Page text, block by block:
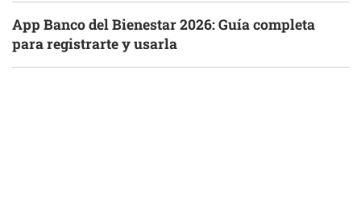
App Banco del Bienestar 2026: Guía completa
para registrarte y usarla